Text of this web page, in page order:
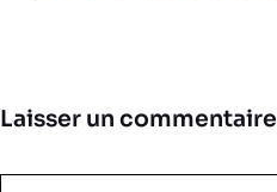
Laisser un commentaire